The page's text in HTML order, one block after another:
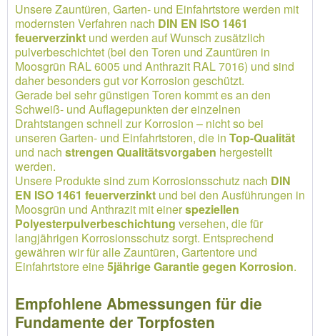
Unsere Zauntüren, Garten- und Einfahrtstore werden mit
modernsten Verfahren nach DIN EN ISO 1461
feuerverzinkt und werden auf Wunsch zusätzlich
pulverbeschichtet (bei den Toren und Zauntüren in
Moosgrün RAL 6005 und Anthrazit RAL 7016) und sind
daher besonders gut vor Korrosion geschützt.
Gerade bei sehr günstigen Toren kommt es an den
Schweiß- und Auflagepunkten der einzelnen
Drahtstangen schnell zur Korrosion – nicht so bei
unseren Garten- und Einfahrtstoren, die in Top-Qualität
und nach strengen Qualitätsvorgaben hergestellt
werden.
Unsere Produkte sind zum Korrosionsschutz nach DIN
EN ISO 1461 feuerverzinkt und bei den Ausführungen in
Moosgrün und Anthrazit mit einerspeziellen
Polyesterpulverbeschichtung versehen, die für
langjährigen Korrosionsschutz sorgt. Entsprechend
gewähren wir für alle Zauntüren, Gartentore und
Einfahrtstore eine5jährige Garantie gegen Korrosion.
Empfohlene Abmessungen für die
Fundamente der Torpfosten